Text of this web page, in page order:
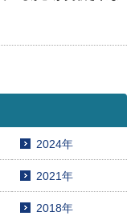
2024年
2021年
2018年